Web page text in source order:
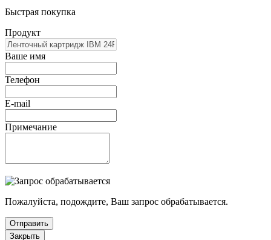
Быстрая покупка
Продукт
Ваше имя
Телефон
E-mail
Примечание
Пожалуйста, подождите, Ваш запрос обрабатывается.
Отправить
Закрыть